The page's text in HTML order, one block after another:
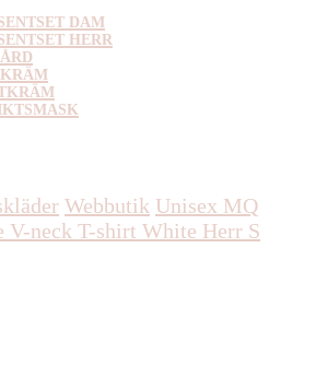
DAM
HERR
Webbutik Unisex MQ
V-neck T-shirt White Herr S